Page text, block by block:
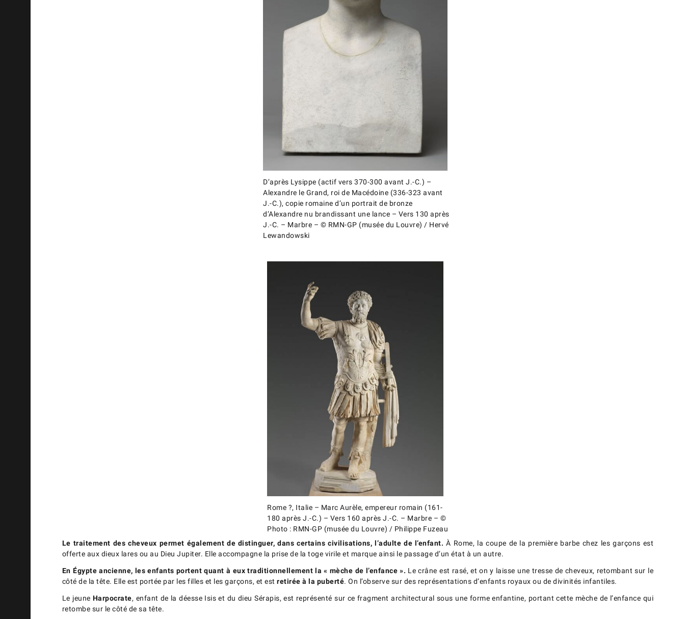
D’après Lysippe (actif vers 370-300 avant J.-C.) –
Alexandre le Grand, roi de Macédoine (336-323 avant
J.-C.), copie romaine d’un portrait de bronze
d’Alexandre nu brandissant une lance – Vers 130 après
J.-C. – Marbre – © RMN-GP (musée du Louvre) / Hervé
Lewandowski
Rome ?, Italie – Marc Aurèle, empereur romain (161-
180 après J.-C.) – Vers 160 après J.-C. – Marbre – ©
Photo : RMN-GP (musée du Louvre) / Philippe Fuzeau
Le traitement des cheveux permet également de distinguer, dans certains civilisations, l’adulte de l’enfant. À Rome, la coupe de la première barbe chez les garçons est
offerte aux dieux lares ou au Dieu Jupiter. Elle accompagne la prise de la toge virile et marque ainsi le passage d’un état à un autre.
En Égypte ancienne, les enfants portent quant à eux traditionnellement la « mèche de l’enfance ». Le crâne est rasé, et on y laisse une tresse de cheveux, retombant sur le
côté de la tête. Elle est portée par les filles et les garçons, et estretirée à la puberté. On l’observe sur des représentations d’enfants royaux ou de divinités infantiles.
Le jeune Harpocrate, enfant de la déesse Isis et du dieu Sérapis, est représenté sur ce fragment architectural sous une forme enfantine, portant cette mèche de l’enfance qui
retombe sur le côté de sa tête.